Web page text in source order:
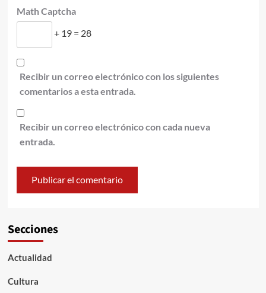
Math Captcha
+ 19 = 28
Recibir un correo electrónico con los siguientes
comentarios a esta entrada.
Recibir un correo electrónico con cada nueva
entrada.
Secciones
Actualidad
Cultura